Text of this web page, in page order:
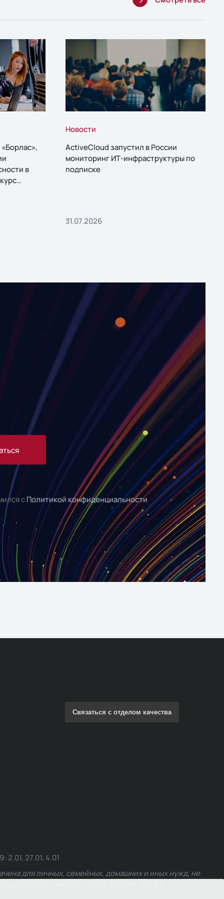
в
Новости
ActiveCloud запустил в России
мониторинг ИТ-инфраструктуры по
подписке
31.07.2026
сПолитикой конфиденциальности
Связаться с отделом качества
27.01, 4.01
для личных, семейных, домашних и иных нужд, не